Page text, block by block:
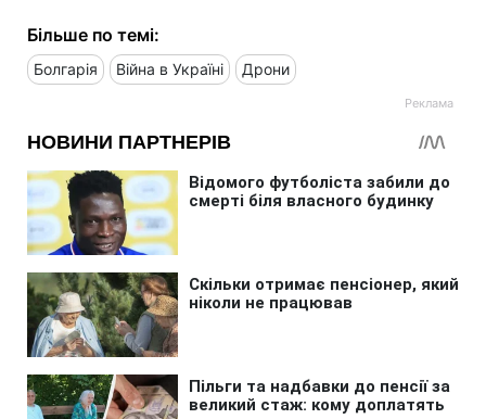
Більше по темі:
Болгарія Війна в Україні Дрони